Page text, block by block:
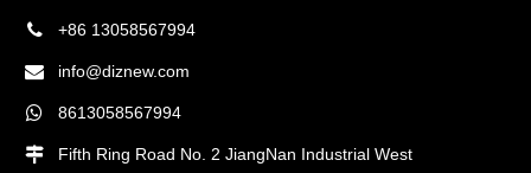
+86 13058567994
info@diznew.com
8613058567994
Fifth Ring Road No. 2 JiangNan Industrial West